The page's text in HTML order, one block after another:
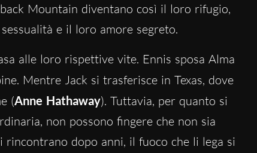
Mountain diventano così il loro rifugio,
e il loro amore segreto.
alle loro rispettive vite. Ennis sposa Alma
Mentre Jack si trasferisce in Texas, dove
(Anne Hathaway). Tuttavia, per quanto si
non possono fingere che non sia
rincontrano dopo anni, il fuoco che li lega si